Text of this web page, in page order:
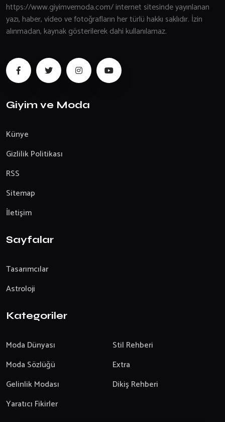
https://www.giyimvemoda.com/ internet sitesinde yayınlanan
yazı, haber, video ve fotoğrafların her türlü hakkı saklıdır. İzin
alınmadan, kaynak gösterilerek dahi kullanılamaz.
Giyim ve Moda
Künye
Gizlilik Politikası
RSS
Sitemap
İletişim
Sayfalar
Tasarımcılar
Astroloji
Kategoriler
Moda Dünyası
Stil Rehberi
Moda Sözlüğü
Extra
Gelinlik Modası
Dikiş Rehberi
Yaratıcı Fikirler